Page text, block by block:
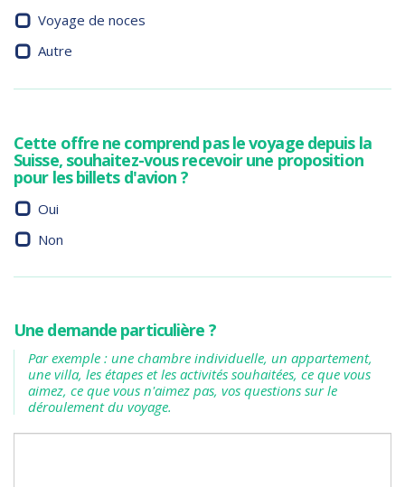
Voyage de noces
Autre
Cette offre ne comprend pas le voyage depuis la
Suisse, souhaitez-vous recevoir une proposition
pour les billets d'avion ?
Oui
Non
Une demande particulière ?
Par exemple : une chambre individuelle, un appartement,
une villa, les étapes et les activités souhaitées, ce que vous
aimez, ce que vous n'aimez pas, vos questions sur le
déroulement du voyage.